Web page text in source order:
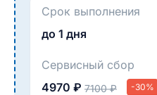
Срок выполнения
до 1 дня
Сервисный сбор
4970 ₽ 7100 ₽ -30%